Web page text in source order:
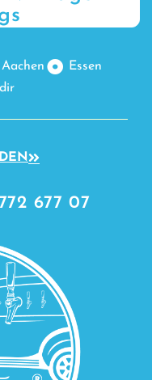
Aachen
Essen
677 07